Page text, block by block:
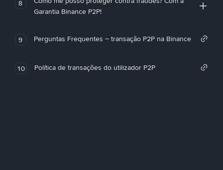
8
Garantia Binance P2P!
9 Perguntas Frequentes – transação P2P na Binance
10 Política de transações do utilizador P2P